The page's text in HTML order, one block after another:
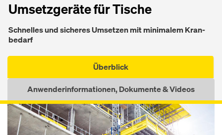
Umsetz­geräte für Ti­sche
Sch­nel­les und si­che­res Um­set­zen mit mi­ni­ma­lem Kran­
be­darf
Überblick
Anwenderinformationen, Dokumente & Videos